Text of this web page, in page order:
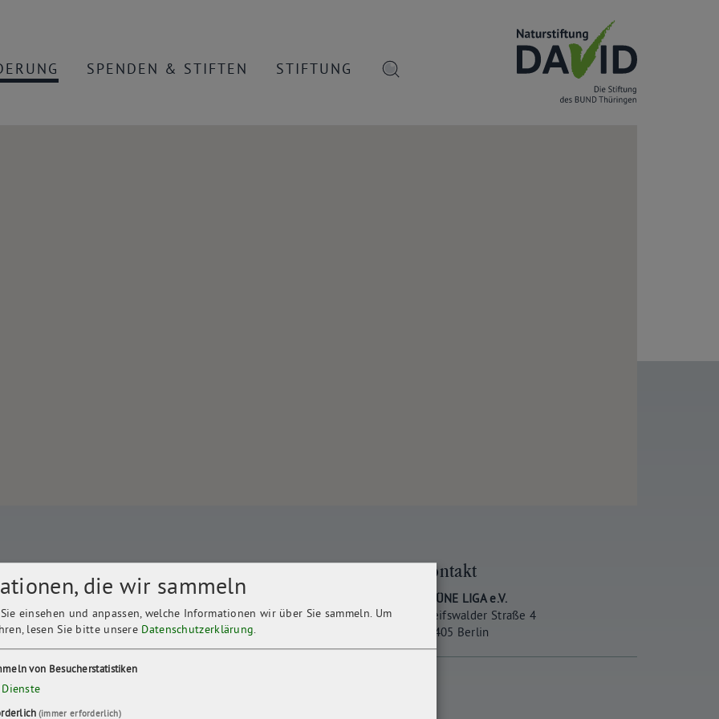
SPENDEN & STIFTEN STIFTUNG
zeitgemäß?
Wälder und Wiesen. Dörfer weichen Tagebauen.
Kontakt
GRÜNE LIGA e.V.
Greifswalder Straße 4
10405 Berlin
die wir sammeln
einsehen und anpassen, welche Informationen wir über Sie sammeln. Um
lesen Sie bitte unsere Datenschutzerklärung.
von Besucherstatistiken
Dienste
(immer erforderlich)